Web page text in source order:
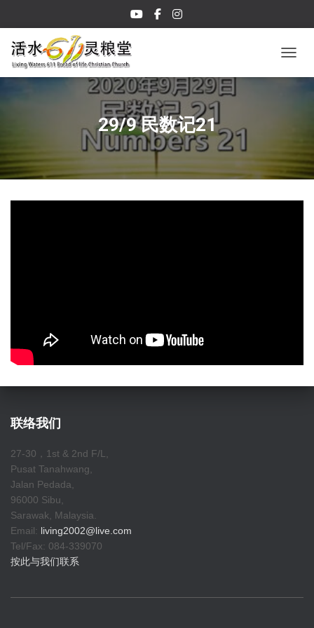
29/9 民数记21
联络我们
27-30，1st & 2nd F/L,
Pusat Tanahwang,
Jalan Pedada,
96000 Sibu,
Sarawak, Malaysia.
Email: living2002@live.com
Tel/Fax: 084-339070
按此与我们联系